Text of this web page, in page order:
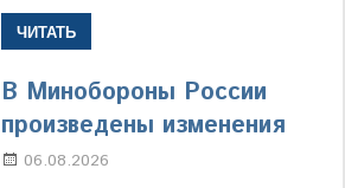
ЧИТАТЬ
В Минобороны России
произведены изменения
06.08.2026